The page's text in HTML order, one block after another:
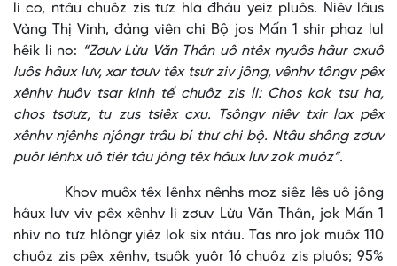
li co, ntâu chuôz zis tưz hla đhâu yeiz pluôs. Niêv lâus
Vàng Thị Vinh, đảng viên chi Bộ jos Mấn 1 shir phaz lul
hêik li no: “Zơưv Lừu Văn Thân uô ntêx nyuôs hâur cxuô
luôs hâux lưv, xar tơưv têx tsưr ziv jông, vênhv tôngv pêx
xênhv huôv tsar kinh tế chuôz zis li: Chos kok tsư ha,
chos tsơưz, tu zus tsiêx cxu. Tsôngv niêv txir lax pêx
xênhv njênhs njôngr trâu bí thư chi bộ. Ntâu shông zơưv
puôr lênhx uô tiêr tâu jông têx hâux lưv zok muôz”.
Khov muôx têx lênhx nênhs moz siêz lês uô jông
hâux lưv viv pêx xênhv li zơưv Lừu Văn Thân, jok Mấn 1
nhiv no tưz hlôngr yiêz lok six ntâu. Tas nro jok muôx 110
chuôz zis pêx xênhv, tsuôk yuôr 16 chuôz zis pluôs; 95%